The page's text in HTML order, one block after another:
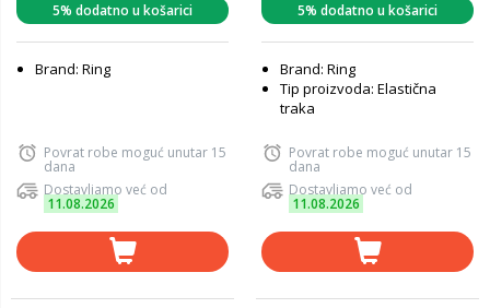
5% dodatno u košarici
Brand: Ring
Povrat robe moguć unutar 15
dana
Dostavljamo već od
11.08.2026
5% dodatno u košarici
Brand: Ring
Tip proizvoda: Elastična
traka
Povrat robe moguć unutar 15
dana
Dostavljamo već od
11.08.2026